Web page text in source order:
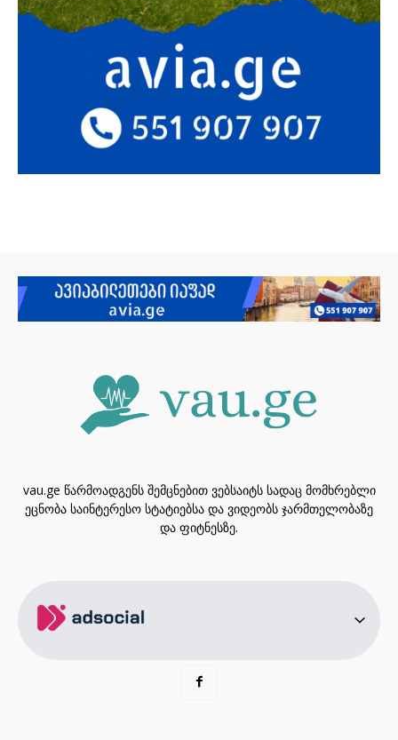
vau.ge წარმოადგენს შემცნებით ვებსაიტს სადაც მომხრებლი
ეცნობა საინტერესო სტატიებსა და ვიდეობს ჯარმთელობაზე
და ფიტნესზე.